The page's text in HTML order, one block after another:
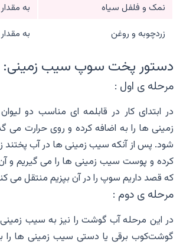
نمک و فلفل سیاه
به
زردچوبه و ‌روغن
به
دستور پخت سوپ سیب زمینی:
مرحله ی اول :
در ابتدای کار در قابلمه ای مناسب دو
زمینی ها را به اضافه کرده و‌ روی حرارت می
شود. پس از آنکه سیب زمینی ها در آب پختند
کرده و پوست سیب زمینی ها را می گیریم و آن
که قصد داریم سوپ را در آن بپزیم منتقل می
مرحله ی دوم :
در این مرحله آب گوشت را نیز به سیب زمینی
گوشت‌کوب برقی یا دستی سیب زمینی ها را